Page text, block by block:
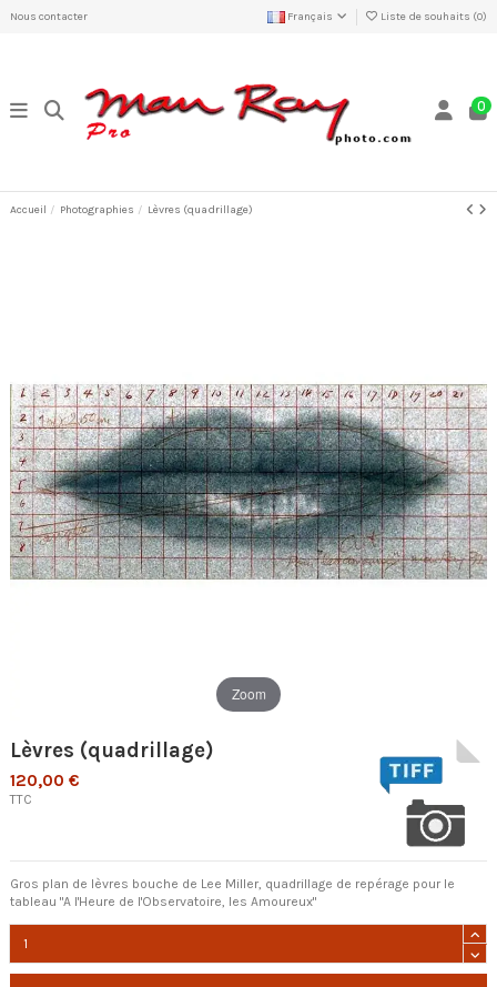
Nous contacter Français Liste de souhaits (0)
0
Accueil Photographies Lèvres (quadrillage)
Zoom
Lèvres (quadrillage)
120,00 €
TTC
Gros plan de lèvres bouche de Lee Miller, quadrillage de repérage pour le
tableau "A l'Heure de l'Observatoire, les Amoureux"